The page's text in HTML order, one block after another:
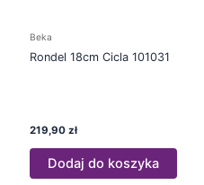
Beka
Rondel 18cm Cicla 101031
219,90 zł
Dodaj do koszyka